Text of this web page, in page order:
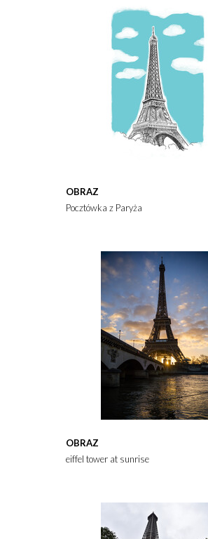
OBRAZ
Pocztówka z Paryża
OBRAZ
eiffel tower at sunrise